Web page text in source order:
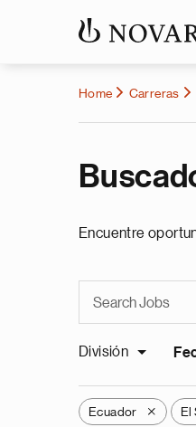
Home Carreras
Encuentre
División
Ecuador X El